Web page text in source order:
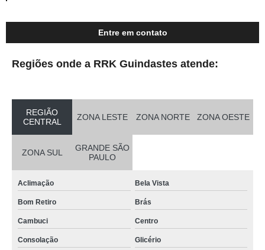
Entre em contato
Regiões onde a RRK Guindastes atende:
REGIÃO
CENTRAL
ZONA LESTE ZONA NORTE ZONA OESTE
ZONA SUL
GRANDE SÃO
PAULO
Aclimação Bela Vista
Bom Retiro Brás
Cambuci Centro
Consolação Glicério